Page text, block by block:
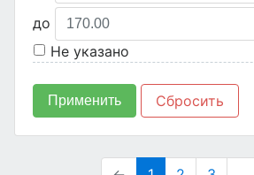
до
Не указано
Применить Сбросить